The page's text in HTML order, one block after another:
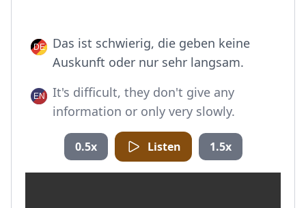
Das ist schwierig, die geben keine
Auskunft oder nur sehr langsam.
It's difficult, they don't give any
information or only very slowly.
0.5x Listen 1.5x